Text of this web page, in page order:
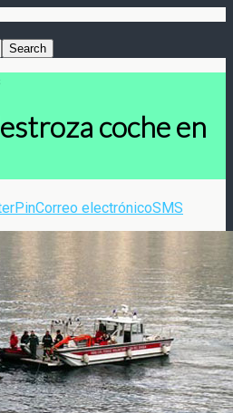
coche en
PinCorreo electrónicoSMS